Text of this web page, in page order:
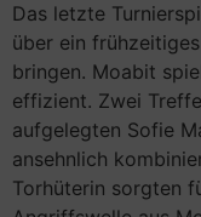
Das letzte
über ein
bringen. Moabit
effizient. Zwei
aufgelegten Sofie
ansehnlich
Torhüterin sorgten